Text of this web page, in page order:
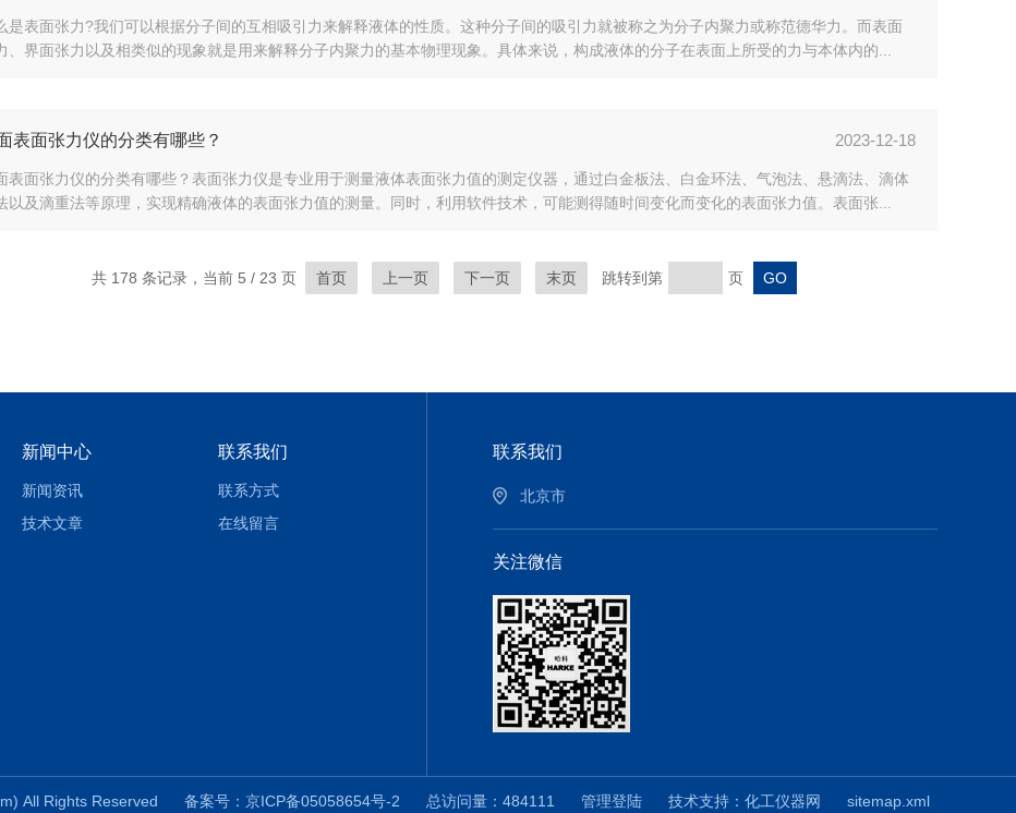
是表面张力?我们可以根据分子间的互相吸引力来解释液体的性质。这种分子间的吸引力就被称之为分子内聚力或称范德华力。而表面
、界面张力以及相类似的现象就是用来解释分子内聚力的基本物理现象。具体来说，构成液体的分子在表面上所受的力与本体内的...
表面张力仪的分类有哪些？ 2023-12-18
表面张力仪的分类有哪些？表面张力仪是专业用于测量液体表面张力值的测定仪器，通过白金板法、白金环法、气泡法、悬滴法、滴体
以及滴重法等原理，实现精确液体的表面张力值的测量。同时，利用软件技术，可能测得随时间变化而变化的表面张力值。表面张...
共 178 条记录，当前 5 / 23 页 首页 上一页 下一页 末页 跳转到第 页
新闻中心
新闻资讯
技术文章
联系我们
联系方式
在线留言
联系我们
北京市
关注微信
All Rights Reserved 备案号：京ICP备05058654号-2 总访问量：484111 管理登陆 技术支持： 化工仪器网 sitemap.xml